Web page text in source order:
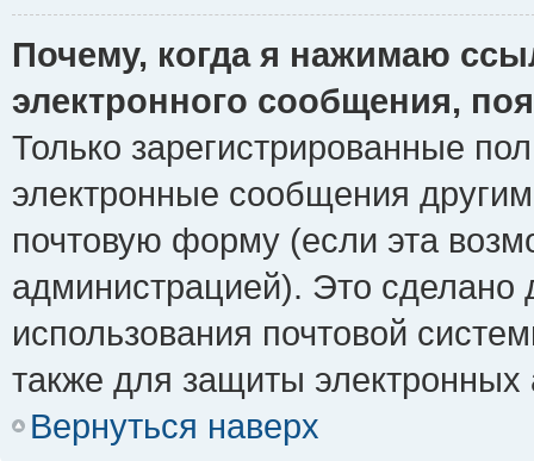
Почему, когда я нажимаю
электронного сообщения,
Только зарегистрированные
электронные сообщения
почтовую форму (если эта
администрацией). Это сделано
использования почтовой
также для защиты электронных
Вернуться наверх